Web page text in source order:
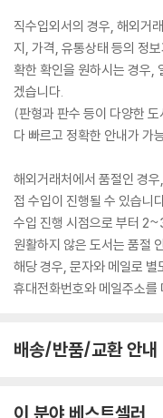
직수입외서의 경우, 해외거
지, 가격, 유통상태 등의 정
확한 확인을 원하시는 경우,
겠습니다.
(판형과 판수 등이 다양한
다 빠르고 정확한 안내가 가
해외거래처에서 품절인 경
접 수입이 진행될 수 있습니
수입 진행 시점으로 부터
원활하지 않은 도서는 품절
해당 경우, 문자와 메일로
휴대전화번호와 메일주소를
배송/반품/교환 안내
이 분야 베스트셀러